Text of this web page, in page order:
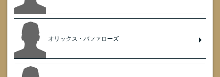
オリックス・バファローズ